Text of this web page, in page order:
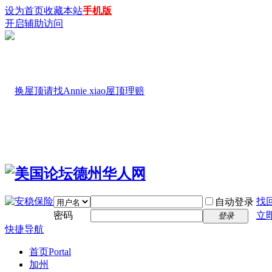
设为首页收藏本站手机版
开启辅助访问
自动登录 找
密码
登录
立
快捷导航
首页Portal
加州